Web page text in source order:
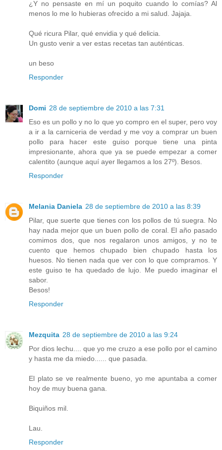
¿Y no pensaste en mí un poquito cuando lo comías? Al
menos lo me lo hubieras ofrecido a mi salud. Jajaja.
Qué ricura Pilar, qué envidia y qué delicia.
Un gusto venir a ver estas recetas tan auténticas.
un beso
Responder
Domi 28 de septiembre de 2010 a las 7:31
Eso es un pollo y no lo que yo compro en el super, pero voy
a ir a la carniceria de verdad y me voy a comprar un buen
pollo para hacer este guiso porque tiene una pinta
impresionante, ahora que ya se puede empezar a comer
calentito (aunque aquí ayer llegamos a los 27º). Besos.
Responder
Melania Daniela 28 de septiembre de 2010 a las 8:39
Pilar, que suerte que tienes con los pollos de tú suegra. No
hay nada mejor que un buen pollo de coral. El año pasado
comimos dos, que nos regalaron unos amigos, y no te
cuento que hemos chupado bien chupado hasta los
huesos. No tienen nada que ver con lo que compramos. Y
este guiso te ha quedado de lujo. Me puedo imaginar el
sabor.
Besos!
Responder
Mezquita 28 de septiembre de 2010 a las 9:24
Por dios lechu.... que yo me cruzo a ese pollo por el camino
y hasta me da miedo...... que pasada.
El plato se ve realmente bueno, yo me apuntaba a comer
hoy de muy buena gana.
Biquiños mil.
Lau.
Responder